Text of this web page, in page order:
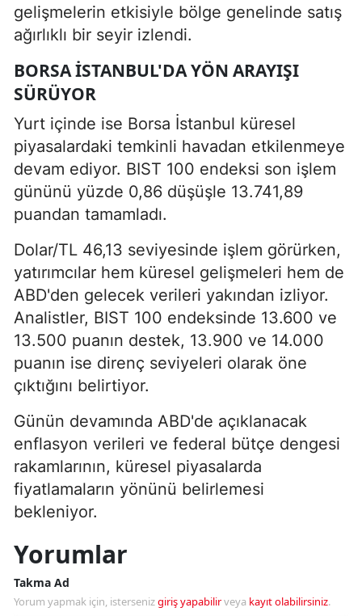
gelişmelerin etkisiyle bölge genelinde satış
ağırlıklı bir seyir izlendi.
BORSA İSTANBUL'DA YÖN ARAYIŞI
SÜRÜYOR
Yurt içinde ise Borsa İstanbul küresel
piyasalardaki temkinli havadan etkilenmeye
devam ediyor. BIST 100 endeksi son işlem
gününü yüzde 0,86 düşüşle 13.741,89
puandan tamamladı.
Dolar/TL 46,13 seviyesinde işlem görürken,
yatırımcılar hem küresel gelişmeleri hem de
ABD'den gelecek verileri yakından izliyor.
Analistler, BIST 100 endeksinde 13.600 ve
13.500 puanın destek, 13.900 ve 14.000
puanın ise direnç seviyeleri olarak öne
çıktığını belirtiyor.
Günün devamında ABD'de açıklanacak
enflasyon verileri ve federal bütçe dengesi
rakamlarının, küresel piyasalarda
fiyatlamaların yönünü belirlemesi
bekleniyor.
Yorumlar
Takma Ad
Yorum yapmak için, istersenizgiriş yapabilirveya kayıt olabilirsiniz.